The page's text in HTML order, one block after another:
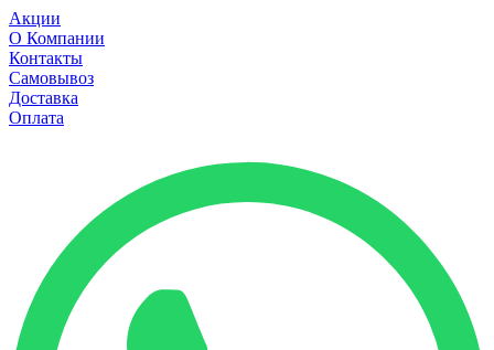
Акции
О Компании
Контакты
Самовывоз
Доставка
Оплата